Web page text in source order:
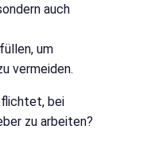
auch
um
vermeiden.
bei
zu arbeiten?